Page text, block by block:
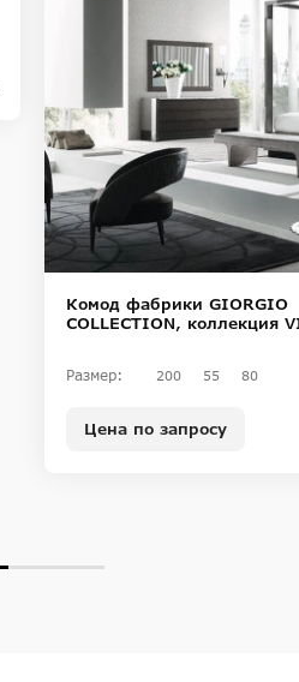
Комод фабрики GIORGIO
COLLECTION, коллекция
Размер: 200 55 80
Цена по запросу